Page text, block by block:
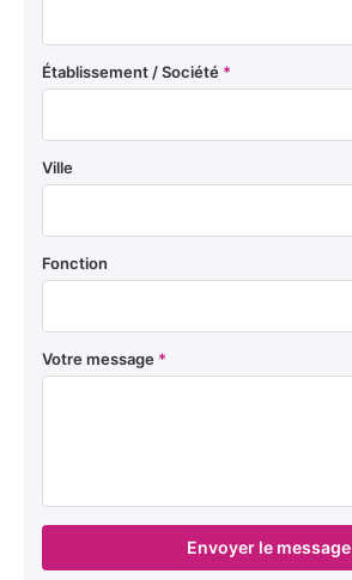
Établissement / Société *
Ville
Fonction
Votre message *
Envoyer le message